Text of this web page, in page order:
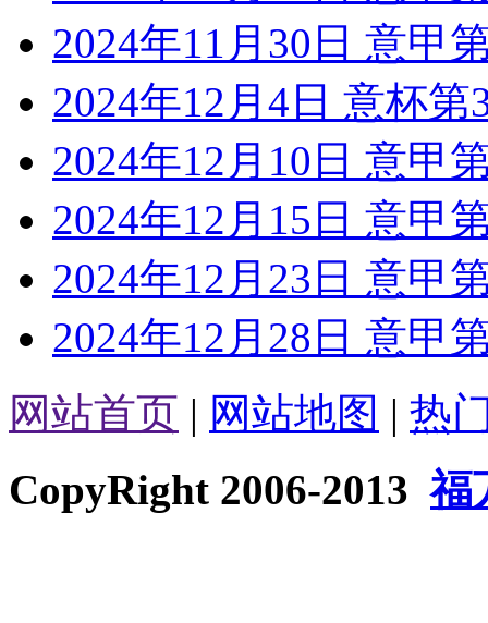
2024年11月30日 意甲
2024年12月4日 意杯
2024年12月10日 意甲
2024年12月15日 意甲
2024年12月23日 意甲
2024年12月28日 意甲
网站首页 | 网站地图 | 热
CopyRight 2006-2013福